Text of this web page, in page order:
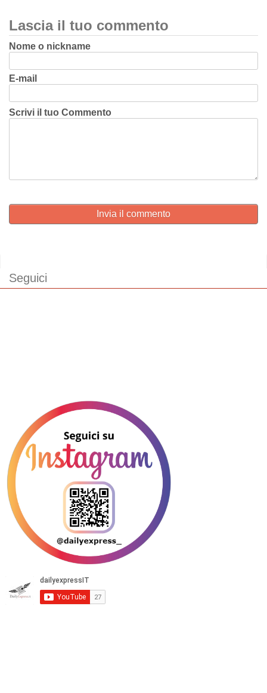
Lascia il tuo commento
Nome o nickname
E-mail
Scrivi il tuo Commento
Invia il commento
Seguici